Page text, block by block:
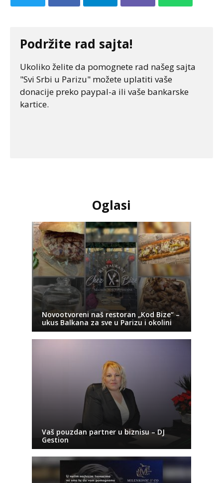
Podržite rad sajta!
Ukoliko želite da pomognete rad našeg sajta
"Svi Srbi u Parizu" možete uplatiti vaše
donacije preko paypal-a ili vaše bankarske
kartice.
Oglasi
Novootvoreni naš restoran „Kod Bize“ –
ukus Balkana za sve u Parizu i okolini
Vaš pouzdan partner u biznisu – DJ
Gestion